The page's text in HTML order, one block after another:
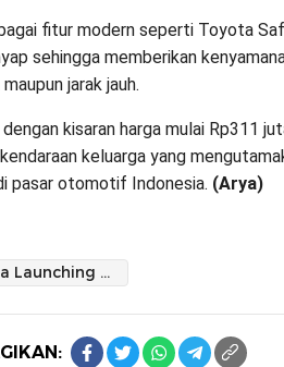
fitur modern seperti Toyota
sehingga memberikan
jarak jauh.
kisaran harga mulai Rp311
keluarga yang
pasar otomotif Indonesia. (Arya)
Toyota Launching New Veloz Hybrid EV di Sidrap